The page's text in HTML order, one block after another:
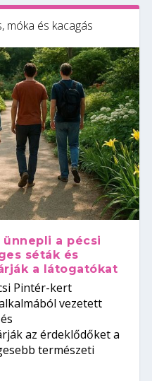
móka és kacagás
a pécsi
séták és
a látogatókat
Pintér-kert
vezetett
az érdeklődőket a
természeti